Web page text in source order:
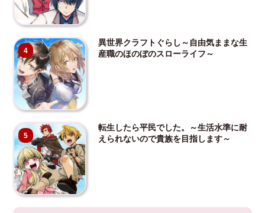
4
異世界クラフトぐらし～自由気ままな生
産職のほのぼのスローライフ～
5
転生したら平民でした。～生活水準に耐
えられないので貴族を目指します～